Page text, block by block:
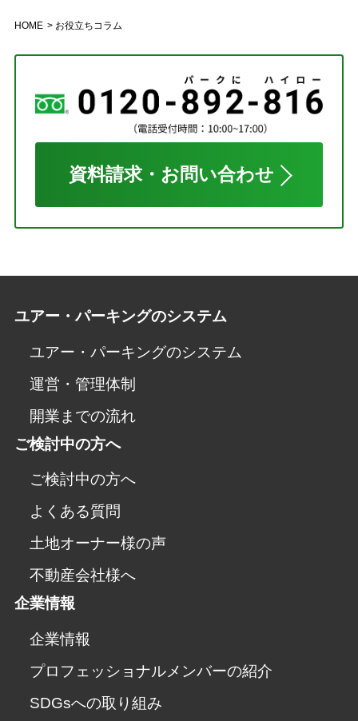
HOME お役立ちコラム
資料請求・お問い合わせ
ユアー・パーキングのシステム
ユアー・パーキングのシステム
運営・管理体制
開業までの流れ
ご検討中の方へ
ご検討中の方へ
よくある質問
土地オーナー様の声
不動産会社様へ
企業情報
企業情報
プロフェッショナルメンバーの紹介
SDGsへの取り組み